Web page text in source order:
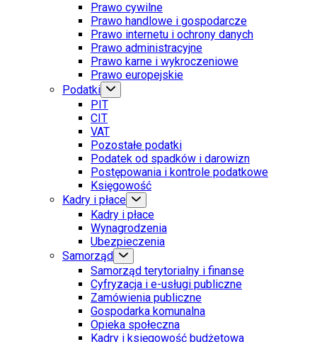
Prawo cywilne
Prawo handlowe i gospodarcze
Prawo internetu i ochrony danych
Prawo administracyjne
Prawo karne i wykroczeniowe
Prawo europejskie
Podatki
PIT
CIT
VAT
Pozostałe podatki
Podatek od spadków i darowizn
Postępowania i kontrole podatkowe
Księgowość
Kadry i płace
Kadry i płace
Wynagrodzenia
Ubezpieczenia
Samorząd
Samorząd terytorialny i finanse
Cyfryzacja i e-usługi publiczne
Zamówienia publiczne
Gospodarka komunalna
Opieka społeczna
Kadry i księgowość budżetowa